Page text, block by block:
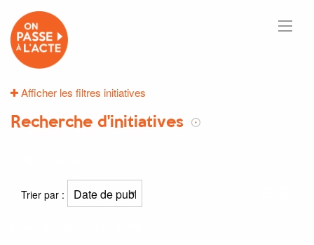
Afficher les filtres initiatives
Recherche d'initiatives
Trier par :